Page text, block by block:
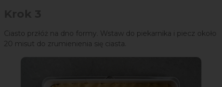
Ciasto przłóż na dno formy. Wstaw do piekarnika i piecz około
20 misut do zrumienienia się ciasta.